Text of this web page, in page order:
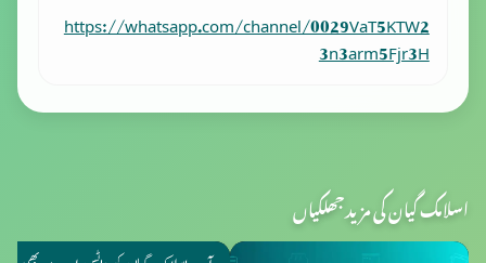
https://whatsapp.com/channel/0029VaT5KTW2
3n3arm5Fjr3H
اسلامک گیان کی مزید جھلکیاں